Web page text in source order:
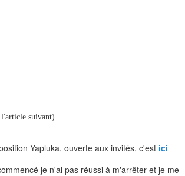
suivant)
Yapluka, ouverte aux invités, c'est ici
je n'ai pas réussi à m'arrêter et je me